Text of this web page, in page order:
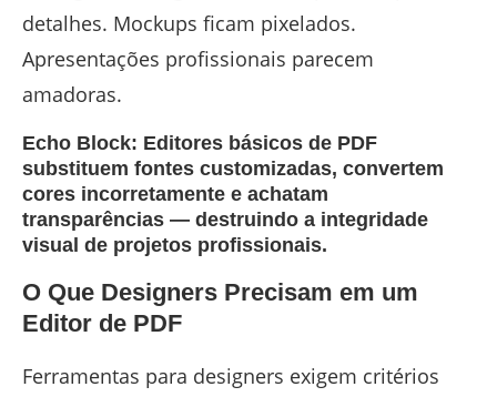
detalhes. Mockups ficam pixelados.
Apresentações profissionais parecem
amadoras.
Echo Block: Editores básicos de PDF
substituem fontes customizadas, convertem
cores incorretamente e achatam
transparências — destruindo a integridade
visual de projetos profissionais.
O Que Designers Precisam em um
Editor de PDF
Ferramentas para designers exigem critérios